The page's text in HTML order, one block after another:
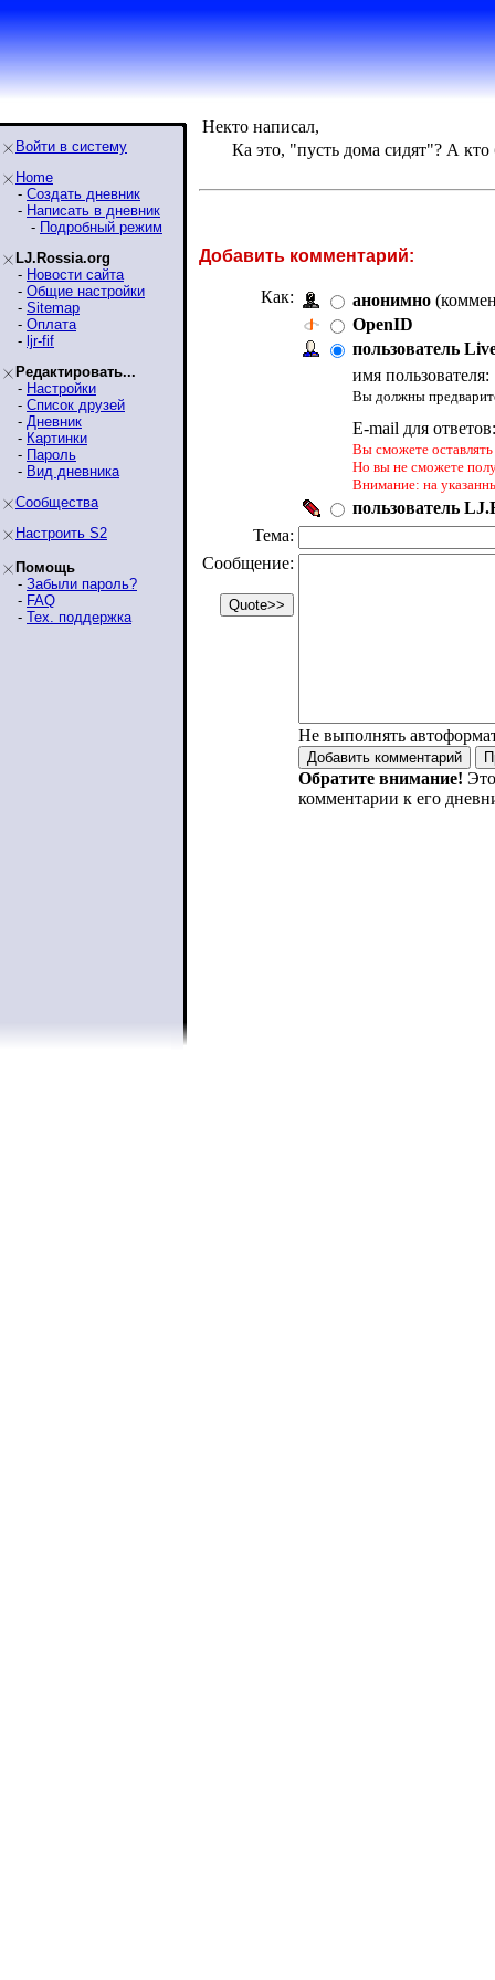
Войти в систему
Home
- Создать дневник
- Написать в дневник
- Подробный режим
LJ.Rossia.org
- Новости сайта
- Общие настройки
- Sitemap
- Оплата
- ljr-fif
Редактировать...
- Настройки
- Список друзей
- Дневник
- Картинки
- Пароль
- Вид дневника
Сообщества
Настроить S2
Помощь
- Забыли пароль?
- FAQ
- Тех. поддержка
Некто написал,
Ка это, "пусть дома сидят"? А
Добавить комментарий:
Как: анонимно
OpenID
пользователь
имя пользователя:
Вы должны
E-mail для
Вы сможете
Но вы не сможете
Внимание: на
пользователь
Тема:
Сообщение:
Не выполнять
Обратите внимание!
комментарии к его